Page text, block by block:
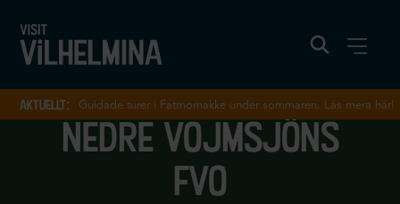
aktuellt: Guidade turer i Fatmomakke under sommaren. Läs mera här!
nedre vojmsjöns
fvo